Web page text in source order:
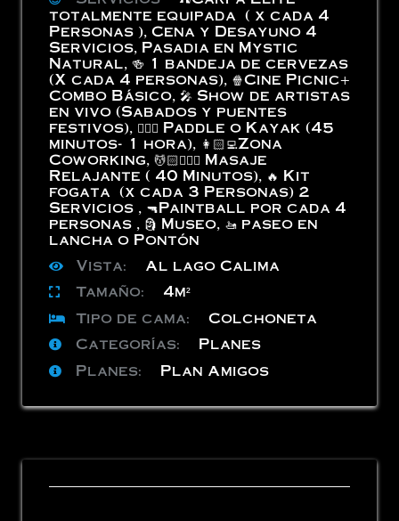
totalmente equipada ( x cada 4
Personas ), Cena y Desayuno 4
Servicios, Pasadia en Mystic
Natural, 🍻 1 bandeja de cervezas
(X cada 4 personas), 🍿Cine Picnic+
Combo Básico, 🎤 Show de artistas
en vivo (Sabados y puentes
festivos), 🏄🏻‍♂️ Paddle o Kayak (45
minutos- 1 hora), 👩🏻‍💻Zona
Coworking, 💆🏻💆🏻‍♀️ Masaje
Relajante ( 40 Minutos), 🔥 Kit
fogata (x cada 3 Personas) 2
Servicios , 🔫Paintball por cada 4
personas , 🗿 Museo, 🚤 paseo en
lancha o Pontón
Vista:
Al lago Calima
Tamaño:
4m²
Tipo de cama:
Colchoneta
Categorías:
Planes
Planes:
Plan Amigos